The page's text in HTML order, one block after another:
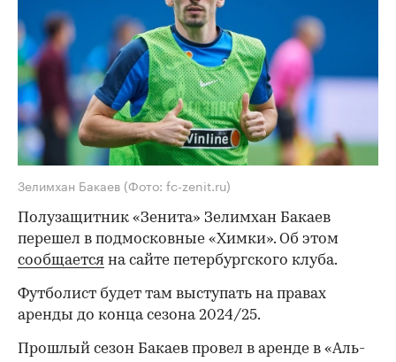
Зелимхан Бакаев (Фото: fc-zenit.ru)
Полузащитник «Зенита» Зелимхан Бакаев
перешел в подмосковные «Химки». Об этом
сообщается на сайте петербургского клуба.
Футболист будет там выступать на правах
аренды до конца сезона 2024/25.
Прошлый сезон Бакаев провел в аренде в «Аль-